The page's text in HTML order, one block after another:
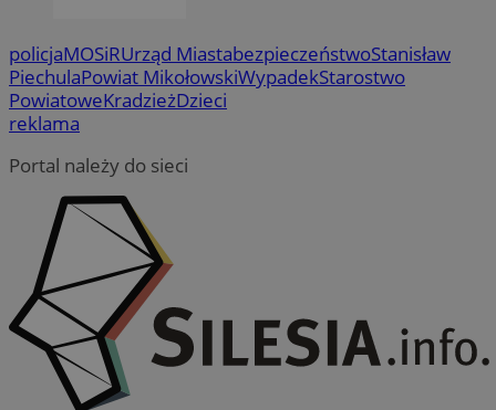
policjaMOSiRUrząd MiastabezpieczeństwoStanisław
PiechulaPowiat MikołowskiWypadekStarostwo
PowiatoweKradzieżDzieci
reklama
Portal należy do sieci